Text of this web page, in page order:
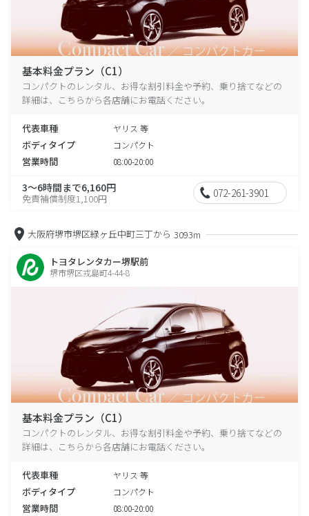
基本料金プラン（C1）
コンパクトのレンタル、お得な割引料金や予約、乗り捨てなどの
詳細は、こちらから各店舗にお電話ください。
代表車種 ヤリス 等
ボディタイプ コンパクト
営業時間 08:00-20:00
3～6時間まで6,160円
免責補償制度1,100円 072-261-3901
大阪府堺市堺区緑ヶ丘中町三丁から 3093m
トヨタレンタカー堺駅前
堺市堺区戎島町4-44-8
基本料金プラン（C1）
コンパクトのレンタル、お得な割引料金や予約、乗り捨てなどの
詳細は、こちらから各店舗にお電話ください。
代表車種 ヤリス 等
ボディタイプ コンパクト
営業時間 08:00-20:00